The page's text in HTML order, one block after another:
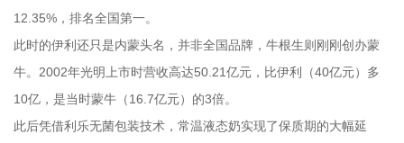
12.35%，排名全国第一。
此时的伊利还只是内蒙头名，并非全国品牌，牛根生则刚刚创办蒙
牛。2002年光明上市时营收高达50.21亿元，比伊利（40亿元）多
10亿，是当时蒙牛（16.7亿元）的3倍。
此后凭借利乐无菌包装技术，常温液态奶实现了保质期的大幅延